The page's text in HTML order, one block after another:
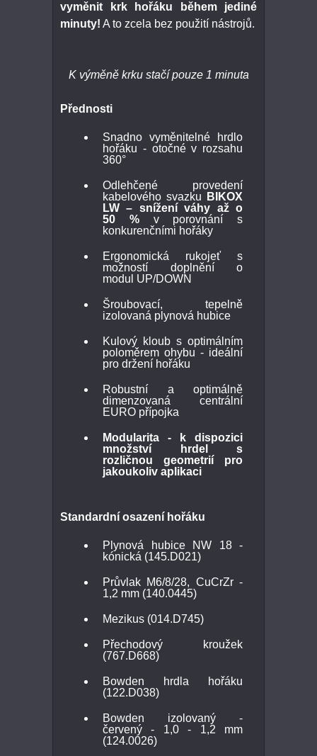
vyměnit krk hořáku během jediné
minuty! A to zcela bez použití nástrojů.
K výměně krku stačí pouze 1 minuta
Přednosti
Snadno vyměnitelné hrdlo
hořáku - otočné v rozsahu
360°
Odlehčené provedení
kabelového svazku
BIKOX
LW – snížení váhy až o
50 %v porovnání s
konkurenčními hořáky
Ergonomická rukojeť s
možností doplnění o
modul UP/DOWN
Šroubovací, tepelně
izolovaná plynová hubice
Kulový kloub s optimálním
poloměrem ohybu - ideální
pro držení hořáku
Robustní a optimálně
dimenzovaná centrální
EURO přípojka
Modularita - k dispozici
množství hrdel s
rozličnou geometrií pro
jakoukoliv aplikaci
Standardní osazení hořáku
Plynová hubice NW 18 -
kónická (145.D021)
Průvlak M6/8/28, CuCrZr -
1,2 mm (140.0445)
Mezikus (014.D745)
Přechodový kroužek
(767.D668)
Bowden hrdla hořáku
(122.D038)
Bowden izolovaný -
červený - 1,0 - 1,2 mm
(124.0026)